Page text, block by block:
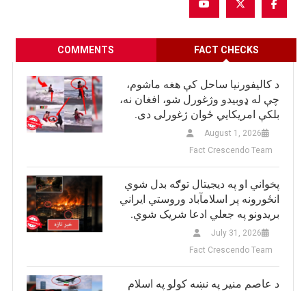
FACT CHECKS
COMMENTS
د کالیفورنیا ساحل کې هغه ماشوم،
چې له ډوبیدو وژغورل شو، افغان نه،
بلکې امریکایي ځوان ژغورلی دی.
August 1, 2026
Fact Crescendo Team
پخواني او په دیجیتال توګه بدل شوي
انځورونه پر اسلامآباد وروستي ایراني
بريدونو په جعلي ادعا شریک شوي.
July 31, 2026
Fact Crescendo Team
د عاصم منیر په نښه کولو په اسلام